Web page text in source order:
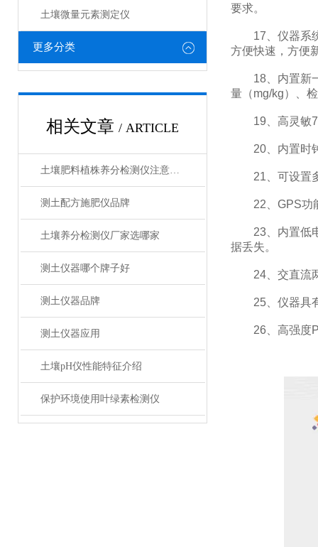
土壤微量元素测定仪
更多分类
相关文章 / ARTICLE
土壤肥料植株养分检测仪注意事项
测土配方施肥仪品牌
土壤养分检测仪厂家选哪家
测土仪器哪个牌子好
测土仪器品牌
测土仪器应用
土壤pH仪性能特征介绍
保护环境使用叶绿素检测仪
要求。
17、仪器系统
方便快速，方便
18、内置新一
量（mg/kg）、
19、高灵敏7
20、内置时钟
21、可设置多
22、GPS功能
23、内置低电
据丢失。
24、交直流两
25、仪器具有
26、高强度